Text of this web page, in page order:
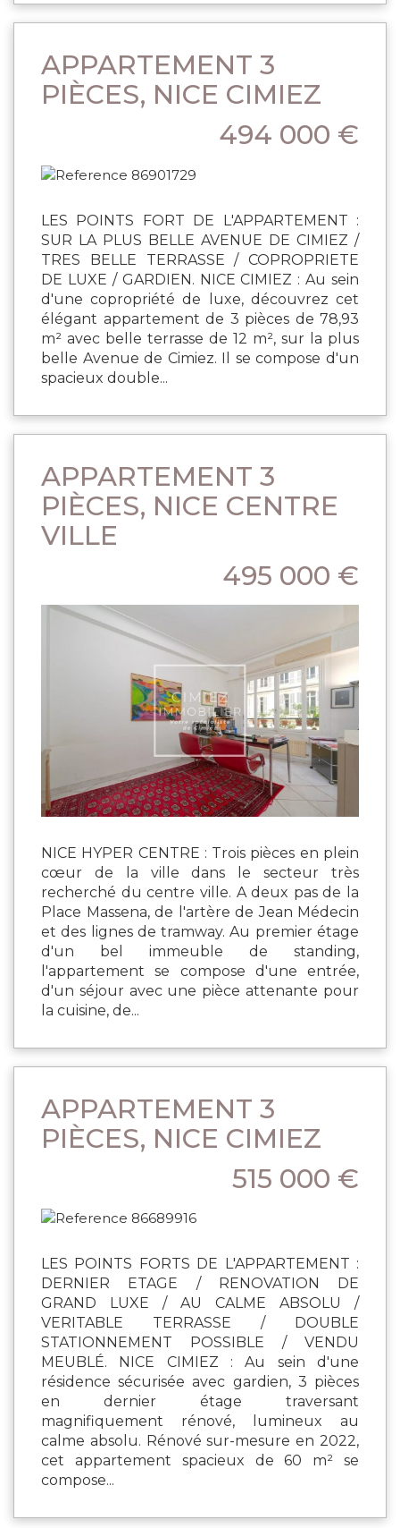
APPARTEMENT 3
PIÈCES, NICE CIMIEZ
494 000 €
LES POINTS FORT DE L'APPARTEMENT :
SUR LA PLUS BELLE AVENUE DE CIMIEZ /
TRES BELLE TERRASSE / COPROPRIETE
DE LUXE / GARDIEN. NICE CIMIEZ : Au sein
d'une copropriété de luxe, découvrez cet
élégant appartement de 3 pièces de 78,93
m² avec belle terrasse de 12 m², sur la plus
belle Avenue de Cimiez. Il se compose d'un
spacieux double...
APPARTEMENT 3
PIÈCES, NICE CENTRE
VILLE
495 000 €
NICE HYPER CENTRE : Trois pièces en plein
cœur de la ville dans le secteur très
recherché du centre ville. A deux pas de la
Place Massena, de l'artère de Jean Médecin
et des lignes de tramway. Au premier étage
d'un bel immeuble de standing,
l'appartement se compose d'une entrée,
d'un séjour avec une pièce attenante pour
la cuisine, de...
APPARTEMENT 3
PIÈCES, NICE CIMIEZ
515 000 €
LES POINTS FORTS DE L'APPARTEMENT :
DERNIER ETAGE / RENOVATION DE
GRAND LUXE / AU CALME ABSOLU /
VERITABLE TERRASSE / DOUBLE
STATIONNEMENT POSSIBLE / VENDU
MEUBLÉ. NICE CIMIEZ : Au sein d'une
résidence sécurisée avec gardien, 3 pièces
en dernier étage traversant
magnifiquement rénové, lumineux au
calme absolu. Rénové sur-mesure en 2022,
cet appartement spacieux de 60 m² se
compose...